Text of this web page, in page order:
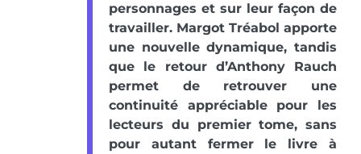
personnages et sur leur façon de
travailler. Margot Tréabol apporte
une nouvelle dynamique, tandis
que le retour d’Anthony Rauch
permet de retrouver une
continuité appréciable pour les
lecteurs du premier tome, sans
pour autant fermer le livre à